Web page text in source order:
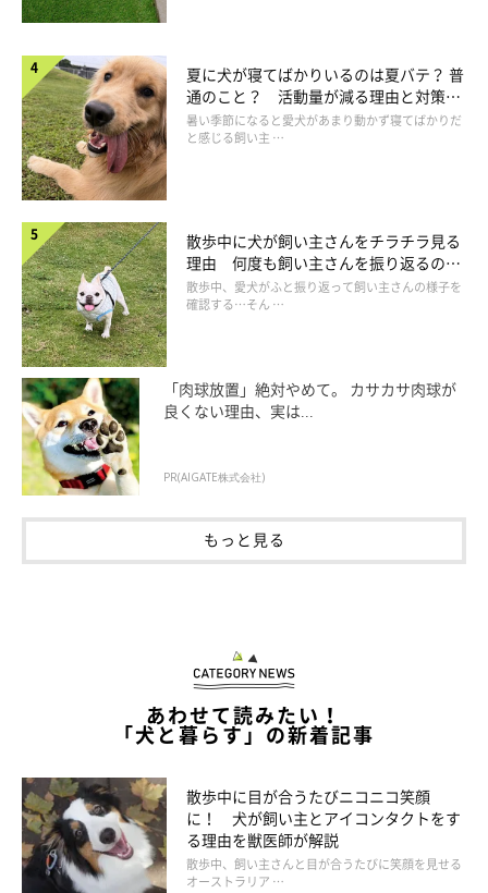
夏に犬が寝てばかりいるのは夏バテ？ 普
通のこと？ 活動量が減る理由と対策と
は
暑い季節になると愛犬があまり動かず寝てばかりだ
と感じる飼い主 …
散歩中に犬が飼い主さんをチラチラ見る
理由 何度も飼い主さんを振り返るのは
なぜ？
散歩中、愛犬がふと振り返って飼い主さんの様子を
確認する…そん …
「肉球放置」絶対やめて。 カサカサ肉球が
良くない理由、実は...
PR(AIGATE株式会社)
もっと見る
あわせて読みたい！
「犬と暮らす」の新着記事
散歩中に目が合うたびニコニコ笑顔
に！ 犬が飼い主とアイコンタクトをす
る理由を獣医師が解説
散歩中、飼い主さんと目が合うたびに笑顔を見せる
オーストラリア …